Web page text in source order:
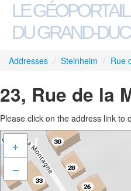
LE
DU GRAND-
Addresses / Steinheim / Rue
23, Rue de la
Please click on the address link to
+
–